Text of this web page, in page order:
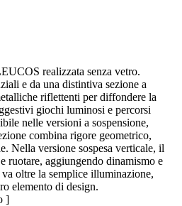
realizzata senza vetro.
e da una distintiva sezione a
riflettenti per diffondere la
giochi luminosi e percorsi
nelle versioni a sospensione,
combina rigore geometrico,
Nella versione sospesa verticale, il
ruotare, aggiungendo dinamismo e
oltre la semplice illuminazione,
elemento di design.
]